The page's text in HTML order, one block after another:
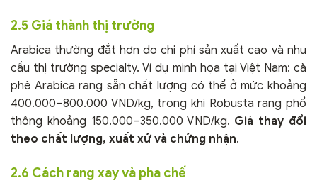
2.5 Giá thành thị trường
Arabica thường đắt hơn do chi phí sản xuất cao và nhu
cầu thị trường specialty. Ví dụ minh họa tại Việt Nam: cà
phê Arabica rang sẵn chất lượng có thể ở mức khoảng
400.000–800.000 VND/kg, trong khi Robusta rang phổ
thông khoảng 150.000–350.000 VND/kg. Giá thay đổi
theo chất lượng, xuất xứ và chứng nhận.
2.6 Cách rang xay và pha chế